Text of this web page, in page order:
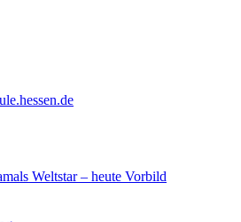
Weltstar – heute Vorbild